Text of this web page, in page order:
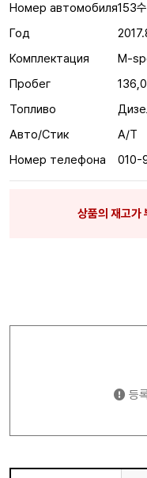
Номер автомобиля153
Год
Комплектация
M-
Пробег
Топливо
Авто/Стик
A/T
Номер телефона
010-
상품의 재고가
등